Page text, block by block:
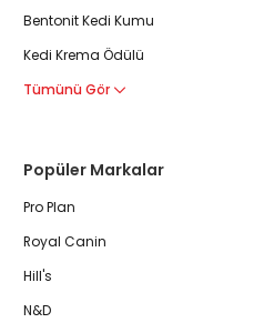
Bentonit Kedi Kumu
Kedi Krema Ödülü
Tümünü Gör
Popüler Markalar
Pro Plan
Royal Canin
Hill's
N&D